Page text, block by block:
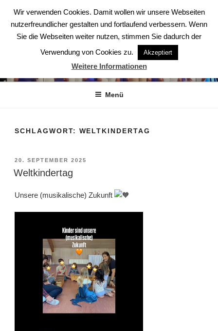
Inhalt
springen
ABENDSTERNE – DER CHOR
Der Chor aus Ludwigsburg
Menü
SCHLAGWORT: WELTKINDERTAG
VERÖFFENTLICHT
AM
20. SEPTEMBER 2025
Weltkindertag
Unsere (musikalische) Zukunft
Wir verwenden Cookies. Damit wollen wir unsere Webseiten
nutzerfreundlicher gestalten und fortlaufend verbessern. Wenn
Sie die Webseiten weiter nutzen, stimmen Sie dadurch der
Verwendung von Cookies zu.
Akzeptiert
Weitere Informationen